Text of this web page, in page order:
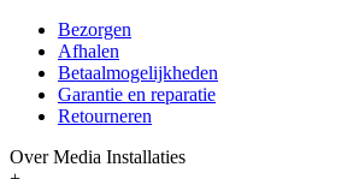
Bezorgen
Afhalen
Betaalmogelijkheden
Garantie en reparatie
Retourneren
Over Media Installaties